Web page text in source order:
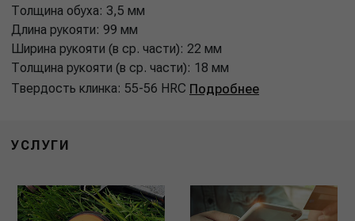
Толщина обуха: 3,5 мм
Длина рукояти: 99 мм
Ширина рукояти (в ср. части): 22 мм
Толщина рукояти (в ср. части): 18 мм
Твердость клинка: 55-56 HRC Подробнее
УСЛУГИ